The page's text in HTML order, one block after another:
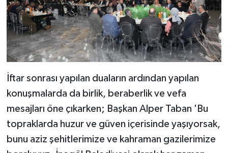
İftar sonrası yapılan duaların ardından yapılan
konuşmalarda da birlik, beraberlik ve vefa
mesajları öne çıkarken; Başkan Alper Taban 'Bu
topraklarda huzur ve güven içerisinde yaşıyorsak,
bunu aziz şehitlerimize ve kahraman gazilerimize